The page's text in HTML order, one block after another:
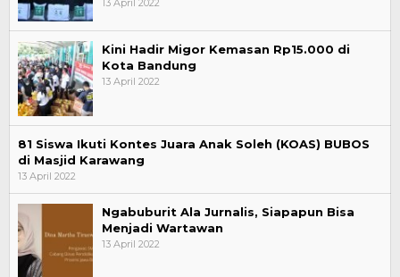
13 April 2022
Kini Hadir Migor Kemasan Rp15.000 di
Kota Bandung
13 April 2022
81 Siswa Ikuti Kontes Juara Anak Soleh (KOAS) BUBOS
di Masjid Karawang
13 April 2022
Ngabuburit Ala Jurnalis, Siapapun Bisa
Menjadi Wartawan
13 April 2022